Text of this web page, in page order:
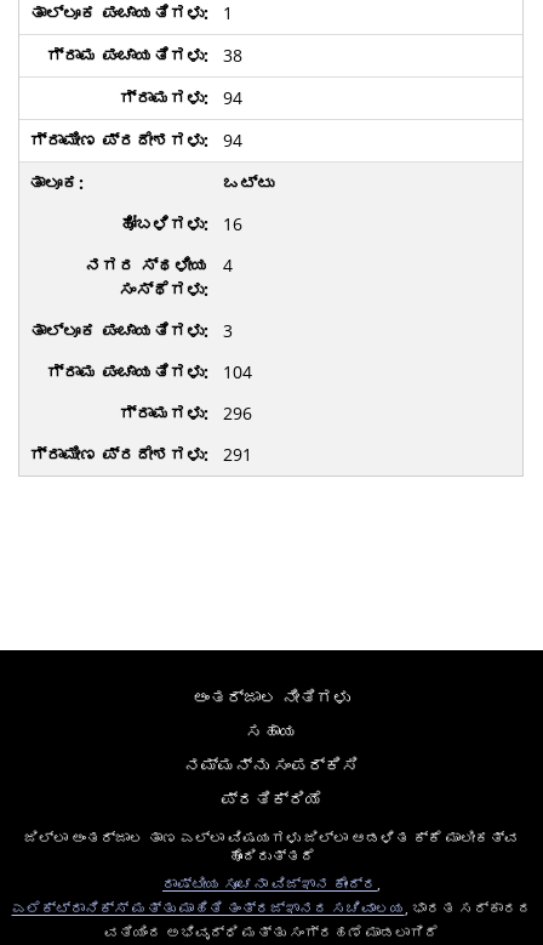
1
38
94
94
ಒಟ್ಟು
16
4
3
104
296
291
ಅಂತರ್ಜಾಲ ನೀತಿಗಳು
ಸಹಾಯ
ನಮ್ಮನ್ನು ಸಂಪರ್ಕಿಸಿ
ಪ್ರತಿಕ್ರಿಯೆ
ಜಿಲ್ಲಾ ಅಂತರ್ಜಾಲ ತಾಣ ಎಲ್ಲಾ ವಿಷಯಗಳು ಜಿಲ್ಲಾ ಆಡಳಿತ ಕ್ಕೆ ಮಾಲೀಕತ್ವ
ಹೊಂದಿರುತ್ತದೆ
ರಾಷ್ಟೀಯ ಸೂಚನಾ ವಿಜ್ಞಾನ ಕೇಂದ್ರ
ಎಲೆಕ್ಟ್ರಾನಿಕ್ಸ್ ಮತ್ತು ಮಾಹಿತಿ ತಂತ್ರಜ್ಞಾನದ ಸಚಿವಾಲಯ , ಭಾರತ ಸರ್ಕಾರದ
ವತಿಯಿಂದ ಅಭಿವೃದ್ಧಿ ಮತ್ತು ಸಂಗ್ರಹಣೆ ಮಾಡಲಾಗಿದೆ